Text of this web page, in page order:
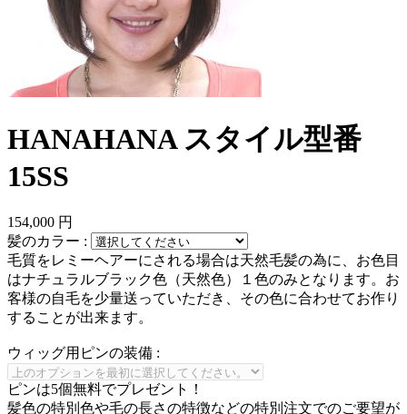
HANAHANA スタイル型番
15SS
154,000 円
髪のカラー :
毛質をレミーヘアーにされる場合は天然毛髪の為に、お色目
はナチュラルブラック色（天然色）１色のみとなります。お
客様の自毛を少量送っていただき、その色に合わせてお作り
することが出来ます。
ウィッグ用ピンの装備 :
ピンは5個無料でプレゼント！
髪色の特別色や毛の長さの特徴などの特別注文でのご要望が